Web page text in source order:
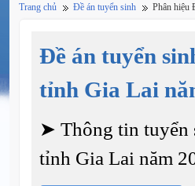
Trang chủ Đề án tuyển sinh Phân hiệu
Đề án tuyển
tỉnh Gia Lai
➤ Thông tin tuyển
tỉnh Gia Lai năm